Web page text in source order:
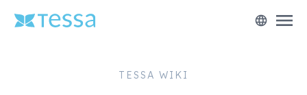
language menu
TESSA WIKI